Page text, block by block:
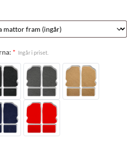
* Ingår i priset.